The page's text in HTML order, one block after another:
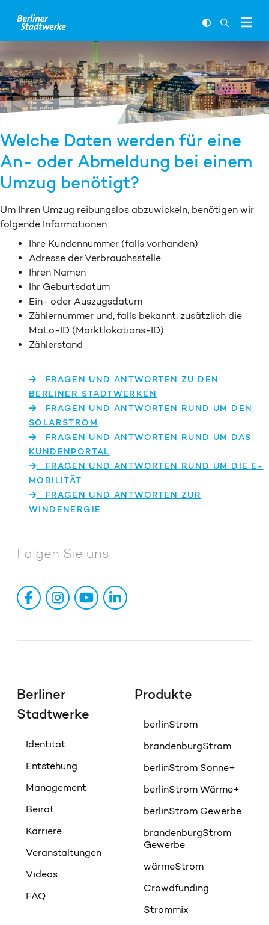
Welche Daten werden für eine
An- oder Ab­meldung bei einem
Um­zug benötigt?
Um Ihren Umzug reibungs­los ab­zu­wickeln, be­nötigen wir
folgende Informationen:
Ihre Kundennummer (falls vorhanden)
Adresse der Verbrauchsstelle
Ihren Namen
Ihr Geburtsdatum
Ein- oder Auszugsdatum
Zählernummer und, falls bekannt, zusätzlich die
MaLo-ID (Marktlokations-ID)
Zählerstand
FRAGEN UND ANTWORTEN ZU DEN
BERLINER STADTWERKEN
FRAGEN UND ANTWORTEN RUND UM DEN
SOLARSTROM
FRAGEN UND ANTWORTEN RUND UM DAS
KUNDENPORTAL
FRAGEN UND ANTWORTEN RUND UM DIE E-
MOBILITÄT
FRAGEN UND ANTWORTEN ZUR
WINDENERGIE
Folgen Sie uns
Berliner
Stadtwerke
Identität
Entstehung
Management
Beirat
Karriere
Veranstaltungen
Videos
FAQ
Produkte
berlinStrom
brandenburgStrom
berlinStrom Sonne+
berlinStrom Wärme+
berlinStrom Gewerbe
brandenburgStrom
Gewerbe
wärmeStrom
Crowdfunding
Strommix